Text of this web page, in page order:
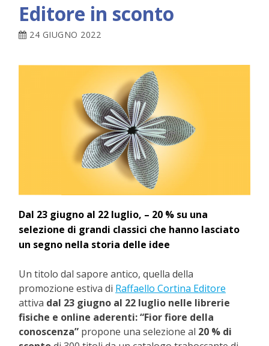
Editore in sconto
24 GIUGNO 2022
Dal 23 giugno al 22 luglio, – 20 % su una
selezione di grandi classici che hanno lasciato
un segno nella storia delle idee
Un titolo dal sapore antico, quella della
promozione estiva di Raffaello Cortina Editore
attiva dal 23 giugno al 22 luglio nelle librerie
fisiche e online aderenti: “Fior fiore della
conoscenza” propone una selezione al 20 % di